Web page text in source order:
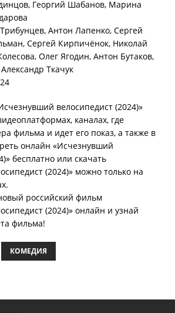
Георгий Шабанов, Марина
Антон Лапенко, Сергей
Сергей Кирпичёнок, Николай
Олег Ягодин, Антон Бутаков,
Ткачук
велосипедист (2024)»
каналах, где
фильма и идет его показ, а также в
онлайн «Исчезнувший
бесплатно или скачать
(2024)» можно только на
российский фильм
(2024)» онлайн и узнай
фильма!
КОМЕДИЯ